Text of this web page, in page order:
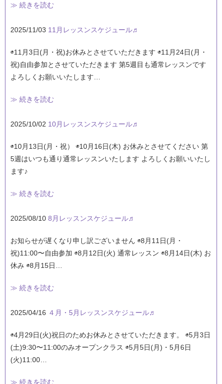
≫ 続きを読む
2025/11/03 11月レッスンスケジュール♬
◉11月3日(月・祝)お休みとさせていただきます ◉11月24日(月・
祝)自由参加とさせていただきます 第5週目も通常レッスンです
よろしくお願いいたします…
≫ 続きを読む
2025/10/02 10月レッスンスケジュール♬
◉10月13日(月・祝） ◉10月16日(木) お休みとさせてください 第
5週はいつも通り通常レッスンいたします よろしくお願いいたし
ます♪
≫ 続きを読む
2025/08/10 8月レッスンスケジュール♬
お知らせが遅くなり申し訳ございません ◉8月11日(月・
祝)11:00〜自由参加 ◉8月12日(火) 通常レッスン ◉8月14日(木) お
休み ◉8月15日…
≫ 続きを読む
2025/04/16 ４月・5月レッスンスケジュール♬
◉4月29日(火)祝日のためお休みとさせていただきます。 ◉5月3日
(土)9:30〜11:00のみオープンクラス ◉5月5日(月)・5月6日
(火)11:00…
≫ 続きを読む